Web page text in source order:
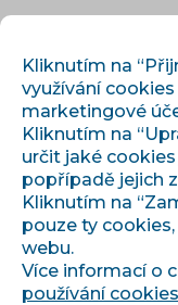
Úvod› Články a
Od klíčových slov k
Kliknutím na
využívání
marketingové
Kliknutím na
určit jaké
popřípadě jejich
Kliknutím na
pouze ty
webu.
Více informací o
používání cookies